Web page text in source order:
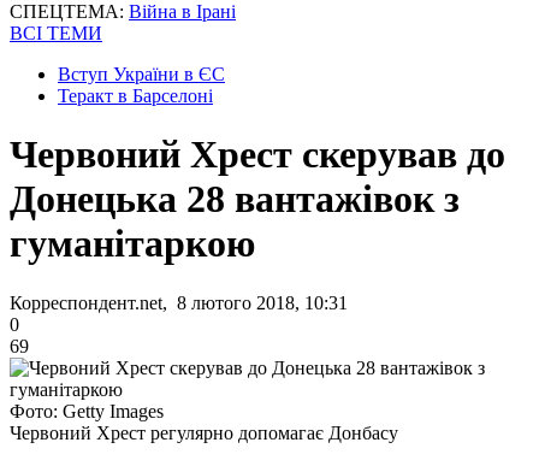
СПЕЦТЕМА: Війна в Ірані
ВСІ ТЕМИ
Вступ України в ЄС
Теракт в Барселоні
Червоний Хрест скерував до
Донецька 28 вантажівок з
гуманітаркою
Корреспондент.net, 8 лютого 2018, 10:31
0
69
Фото: Getty Images
Червоний Хрест регулярно допомагає Донбасу